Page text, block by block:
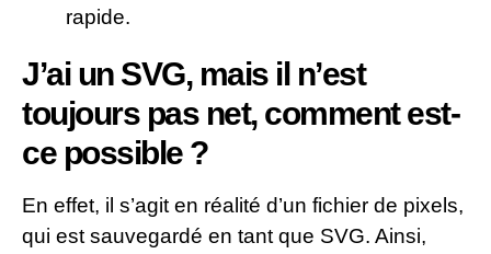
rapide.
J’ai un SVG, mais il n’est
toujours pas net, comment est-
ce possible ?
En effet, il s’agit en réalité d’un fichier de pixels,
qui est sauvegardé en tant que SVG. Ainsi,